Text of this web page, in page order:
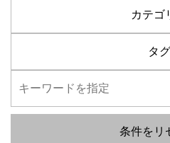
カテゴ
タグ
条件をリ